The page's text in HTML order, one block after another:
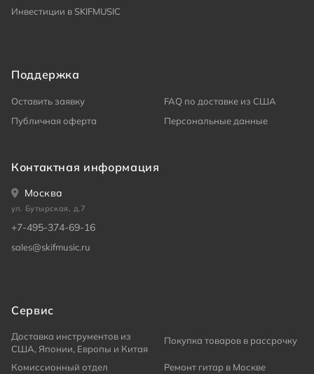
Инвестиции в SKIFMUSIC
Поддержка
Оставить заявку
FAQ по доставке из США
Публичная оферта
Персональные данные
Контактная информация
Москва
ул. Бутырская, д.7
+7-495-374-69-16
sales@skifmusic.ru
Сервис
Доставка инструментов из
США, Японии, Европы и Китая
Покупка товаров в рассрочку
Комиссионный отдел
Ремонт гитар в Москве